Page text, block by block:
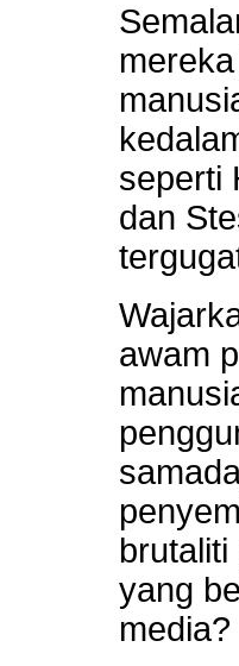
seperti
dan
awam
yang
media?